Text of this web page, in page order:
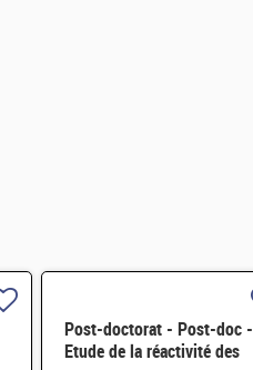
Post-doctorat - Post-doc -
Etude de la réactivité des